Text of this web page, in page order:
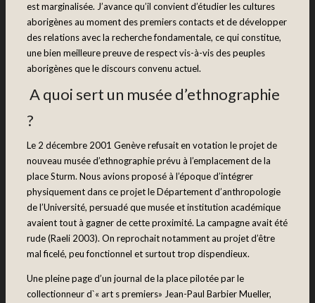
est marginalisée. J’avance qu’il convient d’étudier les cultures
aborigènes au moment des premiers contacts et de développer
des relations avec la recherche fondamentale, ce qui constitue,
une bien meilleure preuve de respect vis-à-vis des peuples
aborigènes que le discours convenu actuel.
A quoi sert un musée d’ethnographie
?
Le 2 décembre 2001 Genève refusait en votation le projet de
nouveau musée d’ethnographie prévu à l’emplacement de la
place Sturm. Nous avions proposé à l’époque d’intégrer
physiquement dans ce projet le Département d’anthropologie
de l’Université, persuadé que musée et institution académique
avaient tout à gagner de cette proximité. La campagne avait été
rude (Raeli 2003). On reprochait notamment au projet d’être
mal ficelé, peu fonctionnel et surtout trop dispendieux.
Une pleine page d’un journal de la place pilotée par le
collectionneur d`« art s premiers» Jean-Paul Barbier Mueller,